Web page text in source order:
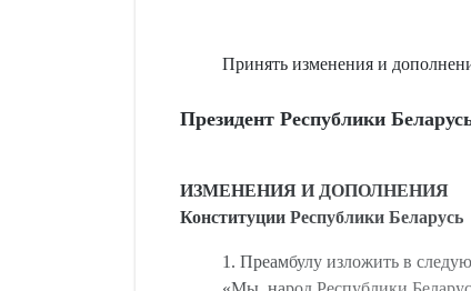
Принять изменения и
Президент Республики
ИЗМЕНЕНИЯ И ДОПОЛНЕНИЯ
Конституции Республики Беларусь
1. Преамбулу изложить в